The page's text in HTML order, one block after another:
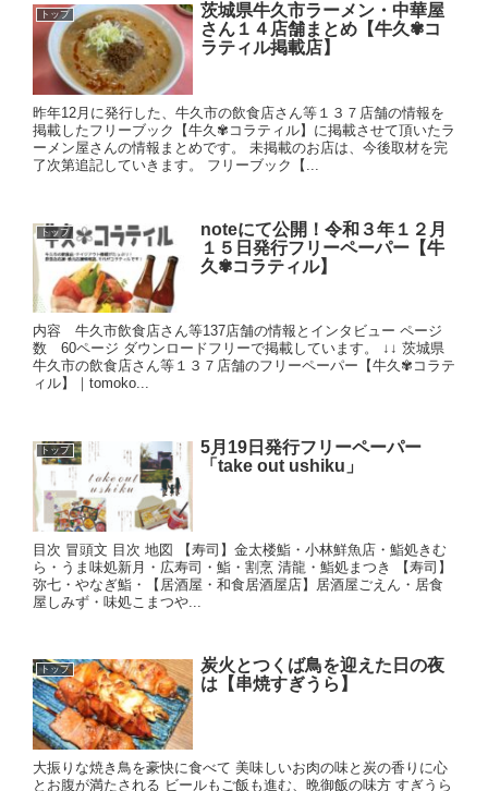
トップ
茨城県牛久市ラーメン・中華屋
さん１４店舗まとめ【牛久✾コ
ラティル掲載店】
昨年12月に発行した、牛久市の飲食店さん等１３７店舗の情報を
掲載したフリーブック【牛久✾コラティル】に掲載させて頂いたラ
ーメン屋さんの情報まとめです。 未掲載のお店は、今後取材を完
了次第追記していきます。 フリーブック【...
トップ
noteにて公開！令和３年１２月
１５日発行フリーペーパー【牛
久✾コラティル】
内容 牛久市飲食店さん等137店舗の情報とインタビュー ページ
数 60ページ ダウンロードフリーで掲載しています。 ↓↓ 茨城県
牛久市の飲食店さん等１３７店舗のフリーペーパー【牛久✾コラテ
ィル】｜tomoko...
トップ
5月19日発行フリーペーパー
「take out ushiku」
目次 冒頭文 目次 地図 【寿司】金太楼鮨・小林鮮魚店・鮨処きむ
ら・うま味処新月・広寿司・鮨・割烹 清龍・鮨処まつき 【寿司】
弥七・やなぎ鮨・【居酒屋・和食居酒屋店】居酒屋ごえん・居食
屋しみず・味処こまつや...
トップ
炭火とつくば鳥を迎えた日の夜
は【串焼すぎうら】
大振りな焼き鳥を豪快に食べて 美味しいお肉の味と炭の香りに心
とお腹が満たされる ビールもご飯も進む、晩御飯の味方 すぎうら